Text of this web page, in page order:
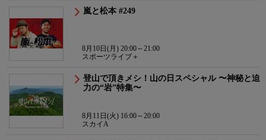
嵐と松本 #249
8月10日(月) 20:00～21:00
スポーツライブ＋
登山で頂きメシ！山の日スペシャル 〜神秘と迫
力の“岩”特集〜
8月11日(火) 16:00～20:00
スカイA